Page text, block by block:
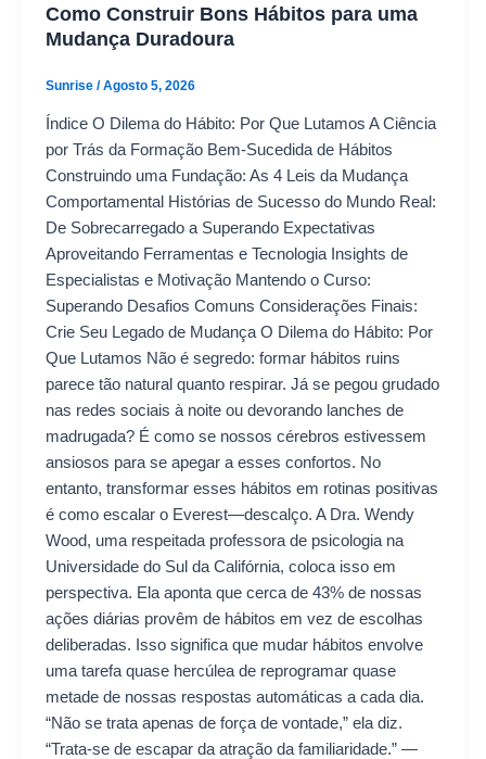
Como Construir Bons Hábitos para uma
Mudança Duradoura
Sunrise /Agosto 5, 2026
Índice O Dilema do Hábito: Por Que Lutamos A Ciência
por Trás da Formação Bem-Sucedida de Hábitos
Construindo uma Fundação: As 4 Leis da Mudança
Comportamental Histórias de Sucesso do Mundo Real:
De Sobrecarregado a Superando Expectativas
Aproveitando Ferramentas e Tecnologia Insights de
Especialistas e Motivação Mantendo o Curso:
Superando Desafios Comuns Considerações Finais:
Crie Seu Legado de Mudança O Dilema do Hábito: Por
Que Lutamos Não é segredo: formar hábitos ruins
parece tão natural quanto respirar. Já se pegou grudado
nas redes sociais à noite ou devorando lanches de
madrugada? É como se nossos cérebros estivessem
ansiosos para se apegar a esses confortos. No
entanto, transformar esses hábitos em rotinas positivas
é como escalar o Everest—descalço. A Dra. Wendy
Wood, uma respeitada professora de psicologia na
Universidade do Sul da Califórnia, coloca isso em
perspectiva. Ela aponta que cerca de 43% de nossas
ações diárias provêm de hábitos em vez de escolhas
deliberadas. Isso significa que mudar hábitos envolve
uma tarefa quase hercúlea de reprogramar quase
metade de nossas respostas automáticas a cada dia.
“Não se trata apenas de força de vontade,” ela diz.
“Trata-se de escapar da atração da familiaridade.” —